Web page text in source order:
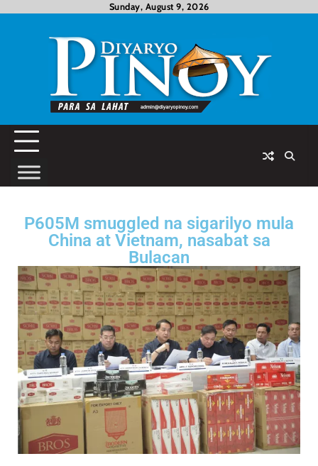
Sunday, August 9, 2026
P605M smuggled na sigarilyo mula
China at Vietnam, nasabat sa
Bulacan